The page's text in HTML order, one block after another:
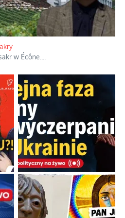
mitów historycznych
niepowtarzalnym i tłumaczenie,
po to, żeby później znowu jakiegoś